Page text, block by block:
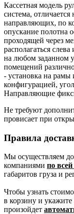
Кассетная модель
система,
направляющих, по
опускание полотна
проходящей через
располагаться
на любом заданном
помещений
- установка на рамы
конфигурацией,
Направляющие
Не требуют
провисает при
Правила
Мы осуществляем
компаниями по
габаритов груза и
Чтобы узнать
в корзину и укажите
произойдет